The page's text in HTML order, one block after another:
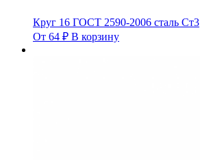
Круг 16 ГОСТ 2590-2006 сталь Ст3
От 64 ₽ В корзину